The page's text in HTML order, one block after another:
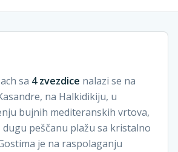
sa 4 zvezdice nalazi se na
na Halkidikiju, u
bujnih mediteranskih vrtova,
peščanu plažu sa kristalno
je na raspolaganju